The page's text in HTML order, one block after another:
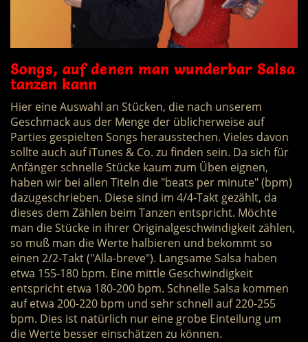
Songs, auf denen man wunderbar Salsa
tanzen kann
Hier eine Auswahl an Stücken, die nach unserem
Geschmack aus der Menge der üblicherweise auf
Parties gespielten Songs herausstechen. Vieles davon
sollte auch auf iTunes & Co. zu finden sein. Da sich für
Anfänger schnelle Stücke kaum zum Üben eignen,
haben wir bei allen Titeln die "beats per minute" (bpm)
dazugeschrieben. Diese sind im 4/4-Takt gezählt, da
dieses dem Zählen beim Tanzen entspricht. Möchte
man die Stücke in ihrer Originalgeschwindigkeit zählen,
so muß man die Werte halbieren und bekommt so
einen 2/2-Takt ("Alla-breve"). Langsame Salsa haben
etwa 155-180 bpm. Eine mittle Geschwindigkeit
entspricht etwa 180-200 bpm. Schnelle Salsa kommen
auf etwa 200-220 bpm und sehr schnell auf 220-255
bpm. Dies ist natürlich nur eine grobe Einteilung um
die Werte besser einschätzen zu können.